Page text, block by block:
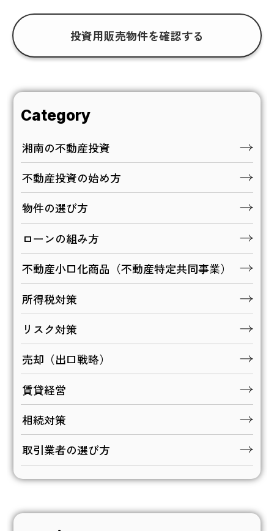
投資用販売物件を確認する
Category
湘南の不動産投資
不動産投資の始め方
物件の選び方
ローンの組み方
不動産小口化商品（不動産特定共同事業）
所得税対策
リスク対策
売却（出口戦略）
賃貸経営
相続対策
取引業者の選び方